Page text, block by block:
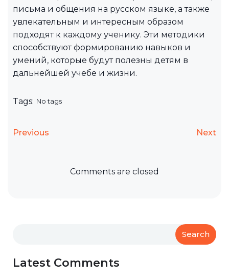
письма и общения на русском языке, а также
увлекательным и интересным образом
подходят к каждому ученику. Эти методики
способствуют формированию навыков и
умений, которые будут полезны детям в
дальнейшей учебе и жизни.
Tags: No tags
Previous Next
Comments are closed
Search
Latest Comments